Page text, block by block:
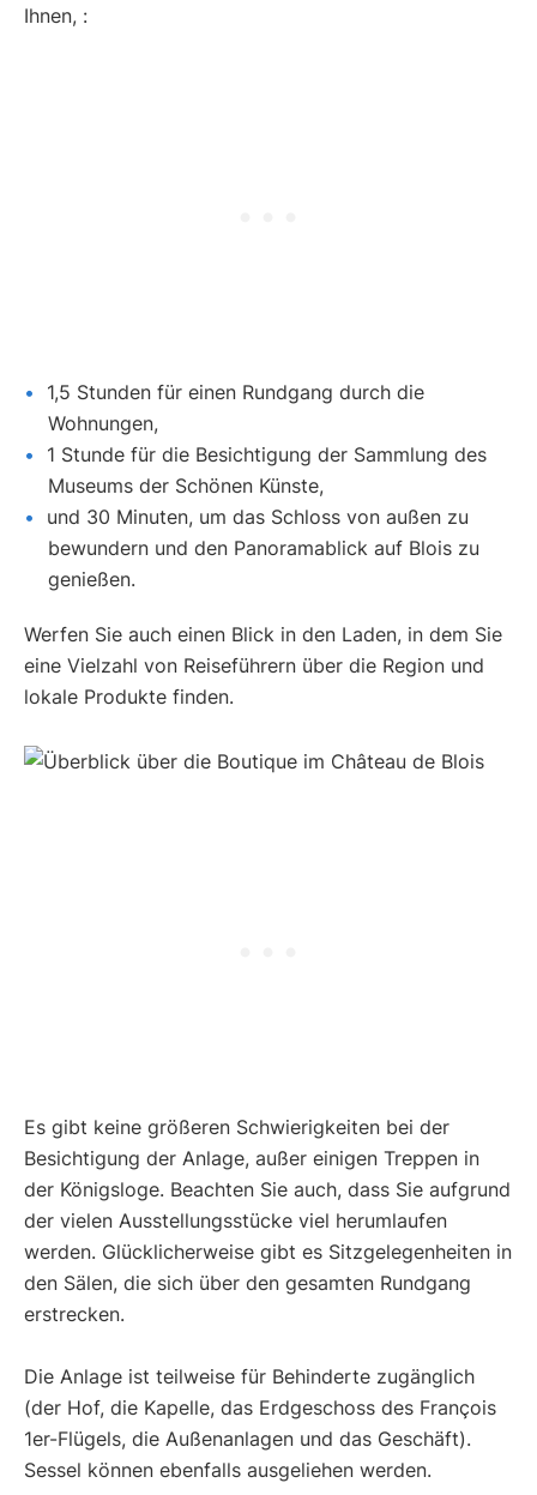
Ihnen, :
1,5 Stunden für einen Rundgang durch die
Wohnungen,
1 Stunde für die Besichtigung der Sammlung des
Museums der Schönen Künste,
und 30 Minuten, um das Schloss von außen zu
bewundern und den Panoramablick auf Blois zu
genießen.
Werfen Sie auch einen Blick in den Laden, in dem Sie
eine Vielzahl von Reiseführern über die Region und
lokale Produkte finden.
Es gibt keine größeren Schwierigkeiten bei der
Besichtigung der Anlage, außer einigen Treppen in
der Königsloge. Beachten Sie auch, dass Sie aufgrund
der vielen Ausstellungsstücke viel herumlaufen
werden. Glücklicherweise gibt es Sitzgelegenheiten in
den Sälen, die sich über den gesamten Rundgang
erstrecken.
Die Anlage ist teilweise für Behinderte zugänglich
(der Hof, die Kapelle, das Erdgeschoss des François
1er-Flügels, die Außenanlagen und das Geschäft).
Sessel können ebenfalls ausgeliehen werden.